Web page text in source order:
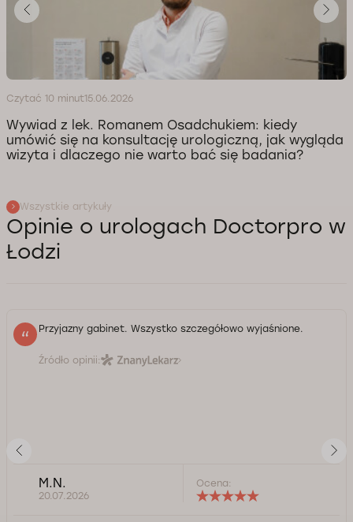
Czytać 10 minut15.06.2026
Wywiad z lek. Romanem Osadchukiem: kiedy
umówić się na konsultację urologiczną, jak wygląda
wizyta i dlaczego nie warto bać się badania?
Wszystkie artykuły
Opinie o urologach Doctorpro w
Łodzi
Przyjazny gabinet. Wszystko szczegółowo wyjaśnione.
Źródło opinii:
M.N.
20.07.2026
Ocena: